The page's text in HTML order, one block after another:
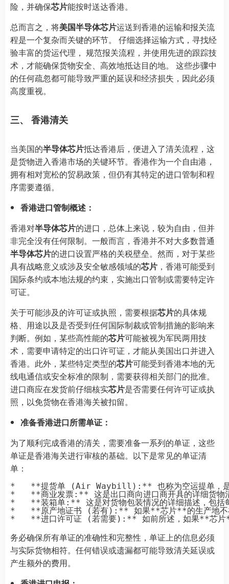
险，并确保芯片能按时送达香港。
总而言之，将美国半导体芯片运送到香港的运输和报关流
程是一个复杂而关键的环节。 仔细选择运输方式，寻找经
验丰富的货运代理， 规范报关流程，并使用先进的跟踪技
术，才能确保货物安全、高效地抵达目的地。 这些步骤中
的任何疏忽都可能导致严重的延误和经济损失，因此必须
高度重视。
三、 香港清关
当美国的半导体芯片抵达香港后，便进入了清关流程，这
是货物进入香港市场的关键环节。香港作为一个自由港，
拥有相对宽松的贸易政策，但仍有其特定的进口管制和程
序需要遵循。
香港进口管制概述：
香港对半导体芯片的进口，总体上来说，较为自由，但并
非完全没有任何限制。一般而言，香港并不对大多数普通
半导体芯片的进口设置严格的关税壁垒。然而，对于某些
具有战略意义或涉及安全敏感领域的芯片 ，香港可能受到
国际条约或本地法规的约束，实施出口管制或需要特定许
可证。
关于可能涉及的许可证或执照，需要根据芯片的具体规
格、用途以及是否受到任何国际制裁或管制措施的影响来
判断。例如，某些高性能的芯片可能被视为军民两用技
术，需要申请特定的出口许可证，才能从美国出口并进入
香港。此外，某些特定类型的芯片可能受到香港本地的无
线电通信或安全标准的限制，需要获得相关部门的批准。
进口商应在发货前仔细核实芯片是否需要任何许可证或执
照，以免货物在香港海关被扣留。
准备香港进口所需单证：
为了顺利完成香港的清关，需要准备一系列的单证，这些
单证是香港海关进行审核的基础。以下是常见的单证清
单：
*   **提货单 (Air Waybill):** 也称为空运提单，是航空公
*   **商业发票:** 这是出口商向进口商开具的详细货物清
*   **装箱单:** 这是对货物包装情况的详细描述，包括每
*   **原产地证书 (若有):** 如果**芯片**的生产地不在美
务必确保所有单证的准确性和完整性，单证上的信息必须
与实际货物相符。任何错误或遗漏都可能导致清关延误或
产生额外的费用。